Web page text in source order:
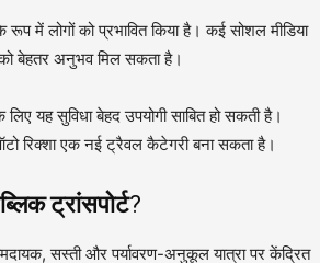
में लोगों को प्रभावित किया है। कई सोशल मीडिया
को बेहतर अनुभव मिल सकता है।
यह सुविधा बेहद उपयोगी साबित हो सकती है।
रिक्शा एक नई ट्रैवल कैटेगरी बना सकता है।
ट्रांसपोर्ट?
सस्ती और पर्यावरण-अनुकूल यात्रा पर केंद्रित